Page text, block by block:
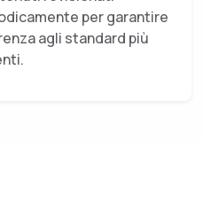
per garantire
agli standard più